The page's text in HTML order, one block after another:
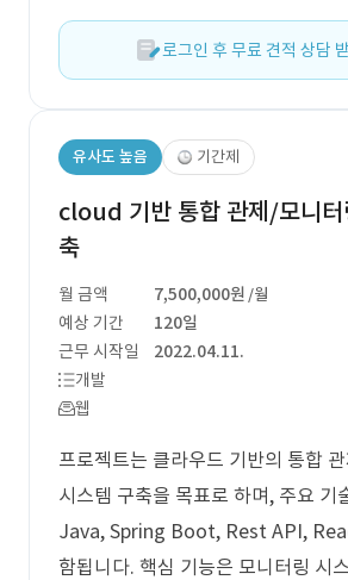
로그인 후 무료 견적 상담
유사도 높음 기간제
cloud 기반 통합 관제/모니터
축
월 금액 7,500,000원 /월
예상 기간
120일
근무 시작일
2022.04.11.
개발
웹
프로젝트는 클라우드 기반의 통합
시스템 구축을 목표로 하며, 주요 기
Java, Spring Boot, Rest API,
함됩니다. 핵심 기능은 모니터링 시